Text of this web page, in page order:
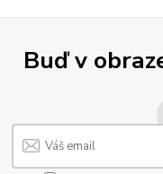
Buď v